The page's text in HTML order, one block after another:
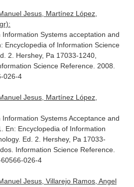
Jesus, Martínez López,
Systems acceptation and
Encyclopedia of Information Science
2. Hershey, Pa 17033-1240,
Science Reference. 2008.
026-4
Jesus, Martínez López,
Systems Acceptance and
En: Encyclopedia of Information
. Ed. 2. Hershey, Pa 17033-
Information Science Reference.
026-4
Jesus, Villarejo Ramos, Angel